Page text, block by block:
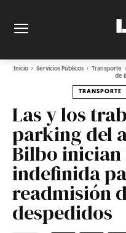
Inicio Servicios Públicos Transporte
de
TRANSPORTE
Las y los
parking del
Bilbo inician
indefinida
readmisión
despedidos